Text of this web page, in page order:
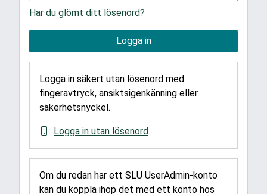
Har du glömt ditt lösenord?
Logga in
Logga in säkert utan lösenord med
fingeravtryck, ansiktsigenkänning eller
säkerhetsnyckel.
Logga in utan lösenord
Om du redan har ett SLU UserAdmin-konto
kan du koppla ihop det med ett konto hos